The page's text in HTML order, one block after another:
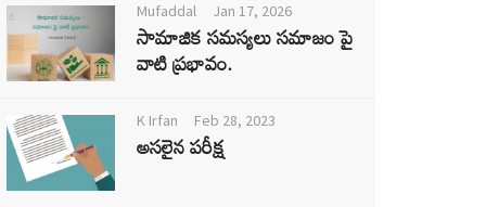
Mufaddal Jan 17, 2026
సామాజిక సమస్యలు సమాజం పై
వాటి ప్రభావం.
K Irfan Feb 28, 2023
అసలైన పరీక్ష